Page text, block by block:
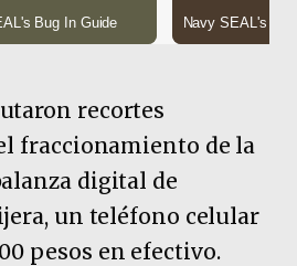
recortes
fraccionamiento de la
digital de
un teléfono celular
pesos en efectivo.